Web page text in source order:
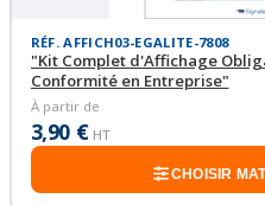
RÉF. AFFICH03-EGALITE-7808
"Kit Complet d'Affichage
Conformité en Entreprise"
À partir de
3,90 € HT
CHOISIR